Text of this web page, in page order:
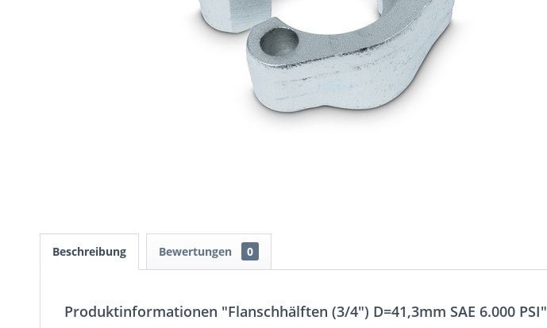
Beschreibung Bewertungen 0
Produktinformationen "Flanschhälften (3/4") D=41,3mm SAE 6.000 PSI"